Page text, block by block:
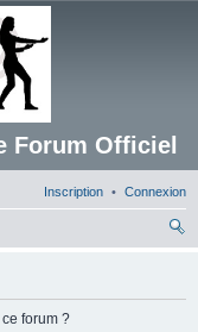
Forum Officiel
Connexion
Inscription
forum ?